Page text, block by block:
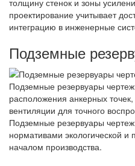
проектирование учитывает
интеграцию в инженерные
Подземные
Подземные резервуары
расположения анкерных
вентиляции для точного
Подземные резервуары
нормативами экологической
началом производства.